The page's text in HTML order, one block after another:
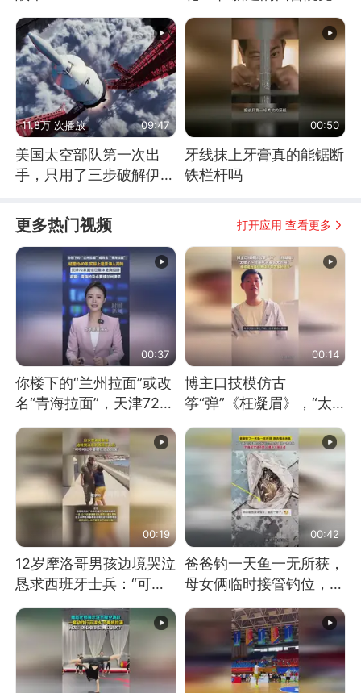
没人住，发生了啥
11.8万 次播放 09:47
美国太空部队第一次出
手，只用了三步破解伊朗
00:50
牙线抹上牙膏真的能锯断
铁栏杆吗
更多热门视频 打开应用 查看更多
00:37
你楼下的“兰州拉面”或改
名“青海拉面”，天津72家
00:14
博主口技模仿古
筝“弹”《枉凝眉》，“太
吗？”“或将成为首位考级
不带古筝的选手。”（来
源：新华每日电讯）
00:19
12岁摩洛哥男孩边境哭泣
恳求西班牙士兵：“可不
00:42
爸爸钓一天鱼一无所获，
母女俩临时接管钓位，用